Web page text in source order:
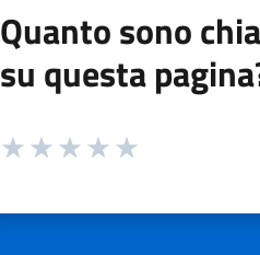
Quanto sono
su questa
Valuta da 1 a 5 stelle la pagina